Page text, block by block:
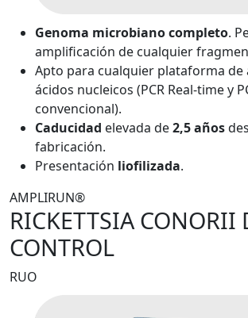
Genoma microbiano completo.
amplificación de cualquier
Apto para cualquier plataforma de
ácidos nucleicos (PCR Real-time y
convencional).
Caducidad elevada de2,5 años
fabricación.
Presentación liofilizada.
AMPLIRUN®
RICKETTSIA CONORII
CONTROL
RUO